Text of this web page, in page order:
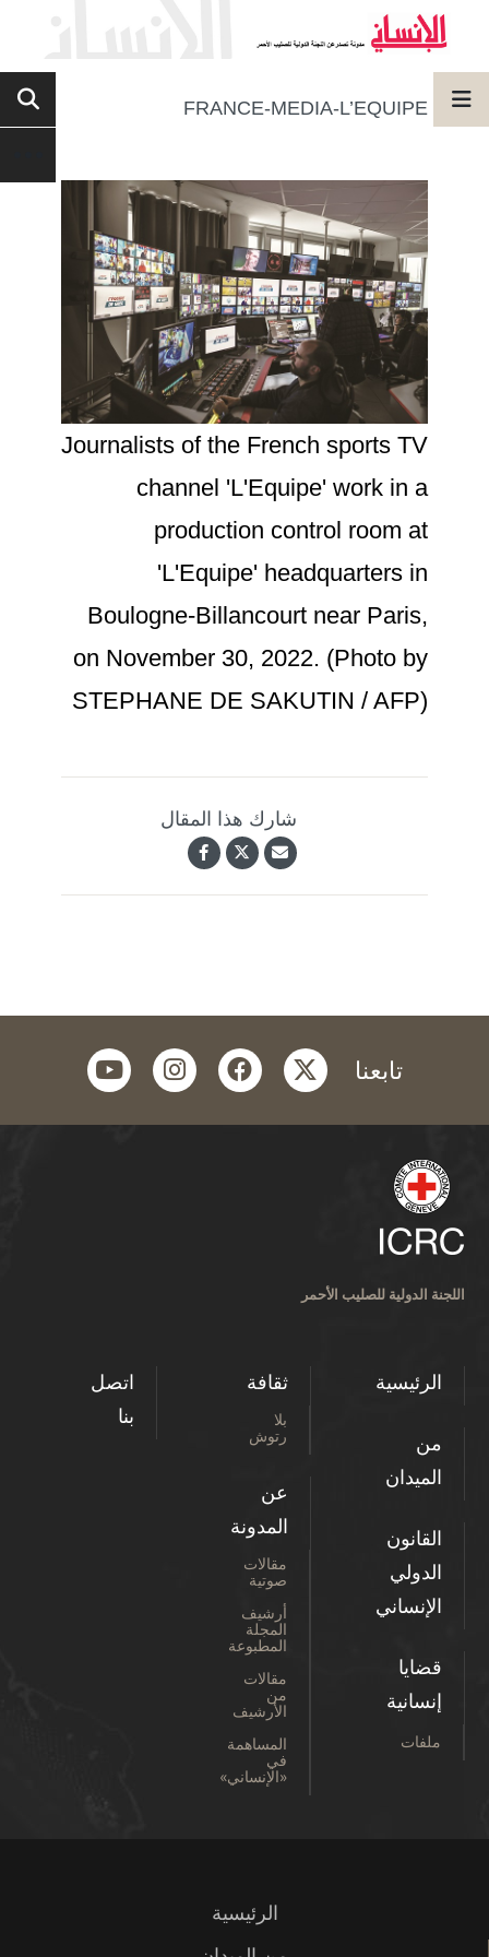
FRANCE-MEDIA-L’EQUIPE
Journalists of the French sports TV
channel 'L'Equipe' work in a
production control room at
'L'Equipe' headquarters in
Boulogne-Billancourt near Paris,
on November 30, 2022. (Photo by
STEPHANE DE SAKUTIN / AFP)
شارك هذا المقال
تابعنا twitter
facebook
instagram
youtube
اللجنة الدولية للصليب الأحمر
الرئيسية
من
الميدان
القانون
الدولي
الإنساني
قضايا
إنسانية
ملفات
ثقافة
بلا
رتوش
عن
المدونة
مقالات
صوتية
أرشيف
المجلة
المطبوعة
مقالات
من
الأرشيف
المساهمة
في
«الإنساني»
اتصل
بنا
الرئيسية